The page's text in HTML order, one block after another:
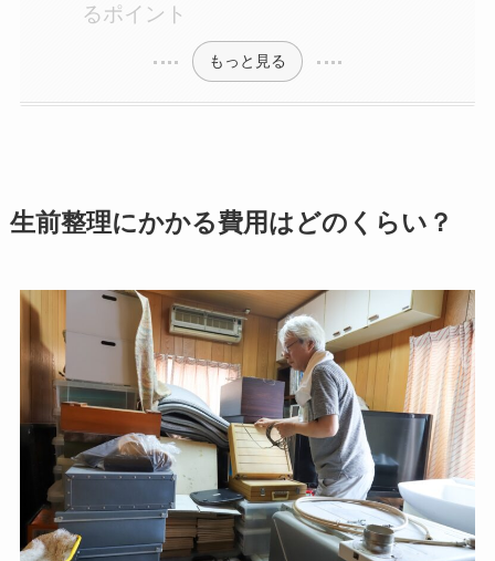
るポイント
もっと見る
生前整理にかかる費用はどのくらい？